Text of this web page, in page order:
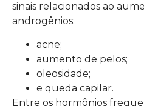
sinais relacionados ao
androgênios:
acne;
aumento de pelos;
oleosidade;
e queda capilar.
Entre os hormônios